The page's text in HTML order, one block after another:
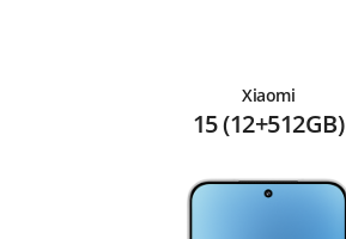
Xiaomi
15 (12+512GB)